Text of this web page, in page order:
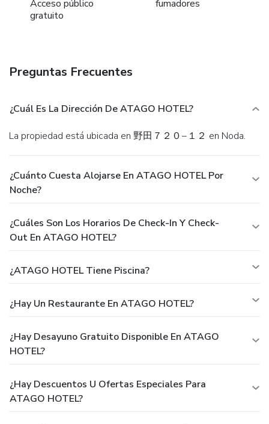
Acceso público
gratuito
fumadores
Preguntas Frecuentes
¿Cuál Es La Dirección De ATAGO HOTEL?
La propiedad está ubicada en 野田７２０−１２ en Noda.
¿Cuánto Cuesta Alojarse En ATAGO HOTEL Por
Noche?
¿Cuáles Son Los Horarios De Check-In Y Check-
Out En ATAGO HOTEL?
¿ATAGO HOTEL Tiene Piscina?
¿Hay Un Restaurante En ATAGO HOTEL?
¿Hay Desayuno Gratuito Disponible En ATAGO
HOTEL?
¿Hay Descuentos U Ofertas Especiales Para
ATAGO HOTEL?